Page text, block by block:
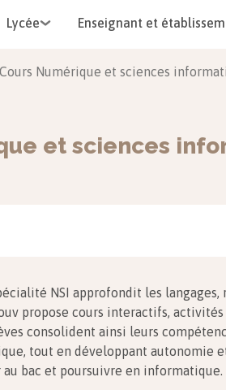
Lycée Enseignant et
Cours Numérique et sciences
et sciences
NSI approfondit les langages,
propose cours interactifs,
consolident ainsi leurs
tout en développant autonomie
bac et poursuivre en informatique.